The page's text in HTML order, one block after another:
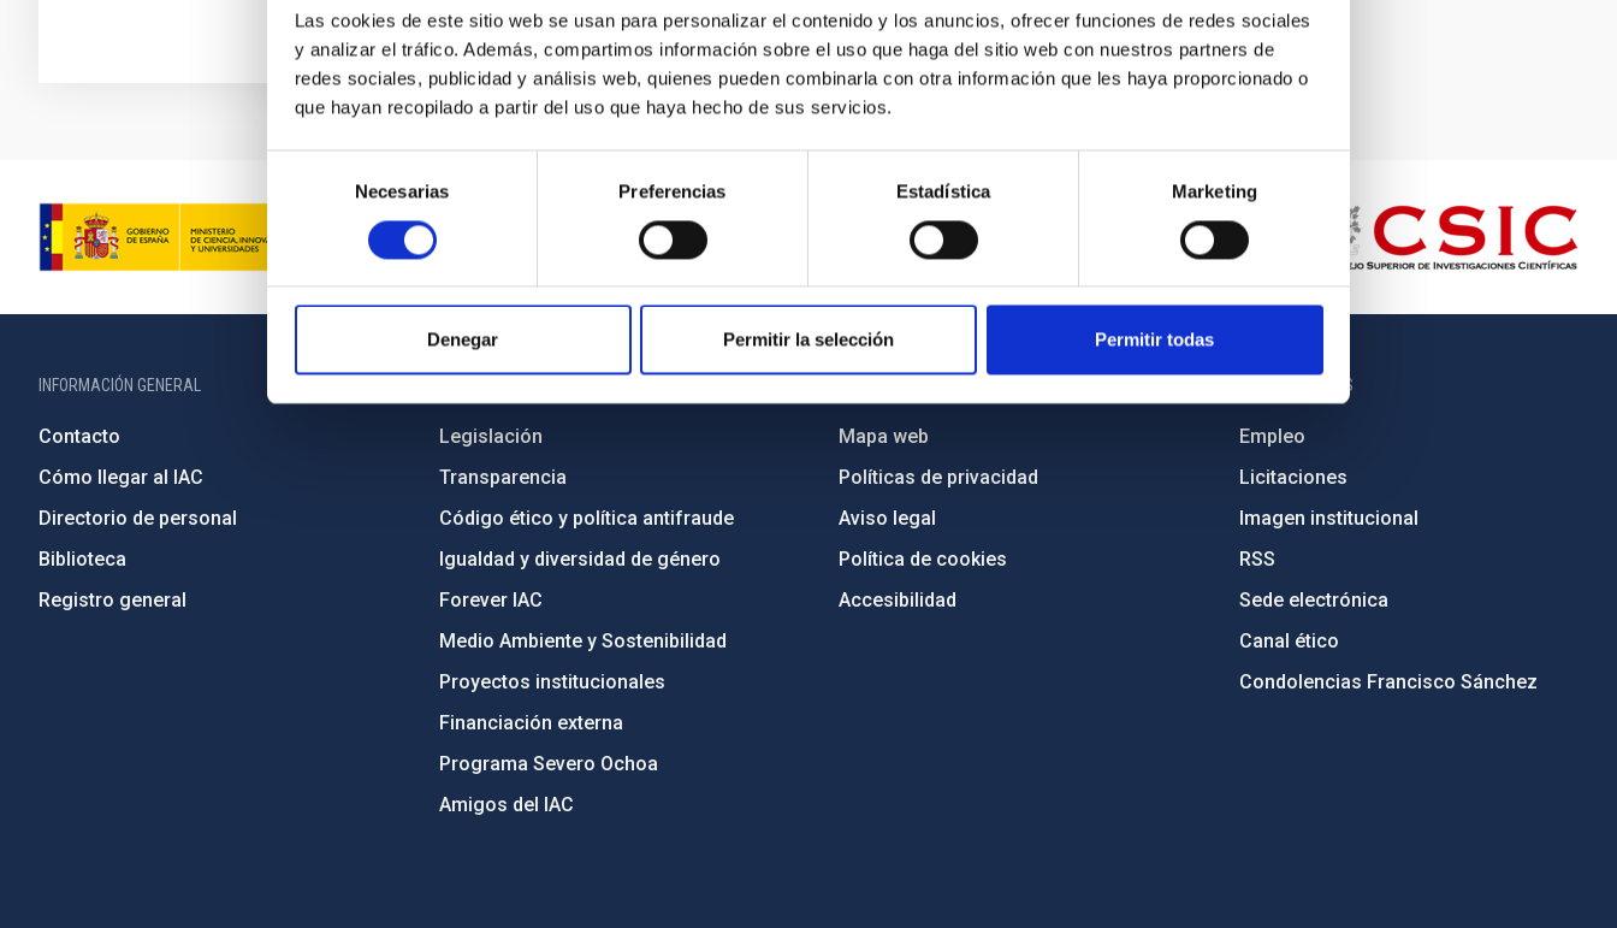
Las cookies de este sitio web se usan para personalizar el contenido y los anuncios, ofrecer funciones de redes sociales
y analizar el tráfico. Además, compartimos información sobre el uso que haga del sitio web con nuestros partners de
redes sociales, publicidad y análisis web, quienes pueden combinarla con otra información que les haya proporcionado o
que hayan recopilado a partir del uso que haya hecho de sus servicios.
consentimiento
Necesarias Preferencias Estadística Marketing
Denegar Permitir la selección Permitir todas
INFORMACIÓN GENERAL
Contacto
Cómo llegar al IAC
Directorio de personal
Biblioteca
Registro general
Legislación
Transparencia
Código ético y política antifraude
Igualdad y diversidad de género
Forever IAC
Medio Ambiente y Sostenibilidad
Proyectos institucionales
Financiación externa
Programa Severo Ochoa
Amigos del IAC
Mapa web
Políticas de privacidad
Aviso legal
Política de cookies
Accesibilidad
OTROS ENLACES
Empleo
Licitaciones
Imagen institucional
RSS
Sede electrónica
Canal ético
Condolencias Francisco Sánchez